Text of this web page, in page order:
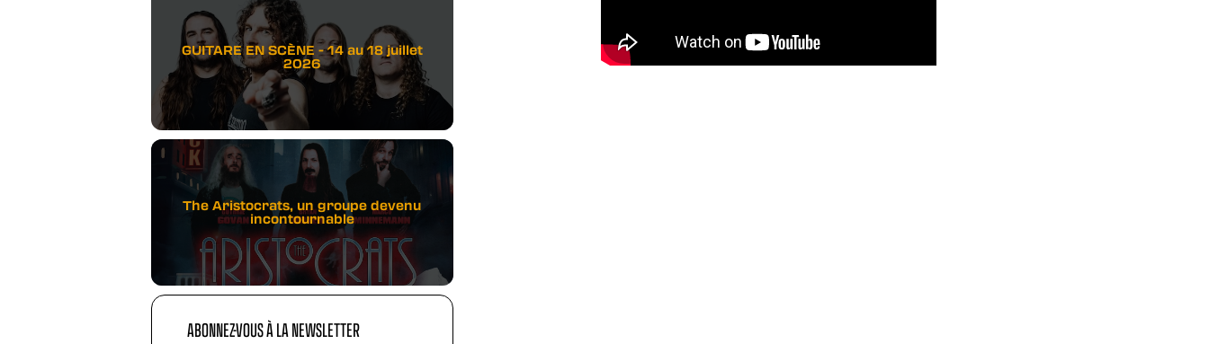
GUITARE EN SCÈNE - 14 au 18 juillet
2026
The Aristocrats, un groupe devenu
incontournable
ABONNEZ-VOUS À LA NEWSLETTER